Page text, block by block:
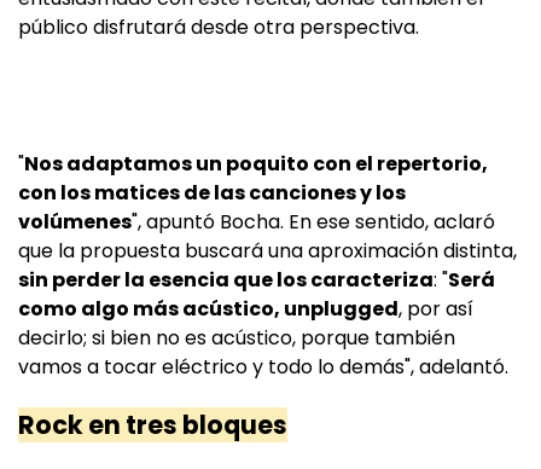
público disfrutará desde otra perspectiva.
"Nos adaptamos un poquito con el repertorio,
con los matices de las canciones y los
volúmenes", apuntó Bocha. En ese sentido, aclaró
que la propuesta buscará una aproximación distinta,
sin perder la esencia que los caracteriza: "Será
como algo más acústico, unplugged, por así
decirlo; si bien no es acústico, porque también
vamos a tocar eléctrico y todo lo demás", adelantó.
Rock en tres bloques